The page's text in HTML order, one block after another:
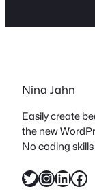
Nina Jahn
Easily create
the new
No coding
Twitter InstagramLinkedIn Facebook